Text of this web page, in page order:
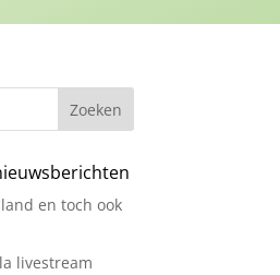
Zoeken
en toch ook
livestream